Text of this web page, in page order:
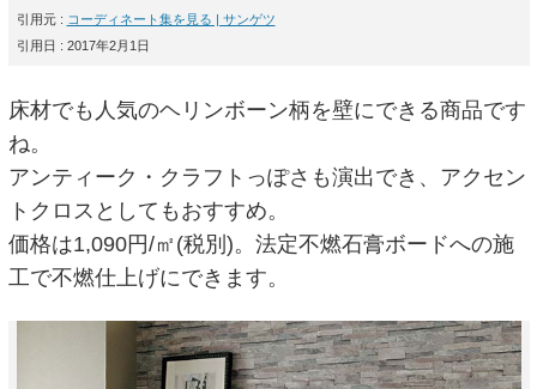
引用元 : コーディネート集を見る | サンゲツ
引用日 : 2017年2月1日
床材でも人気のヘリンボーン柄を壁にできる商品です
ね。
アンティーク・クラフトっぽさも演出でき、アクセン
トクロスとしてもおすすめ。
価格は1,090円/㎡(税別)。法定不燃石膏ボードへの施
工で不燃仕上げにできます。